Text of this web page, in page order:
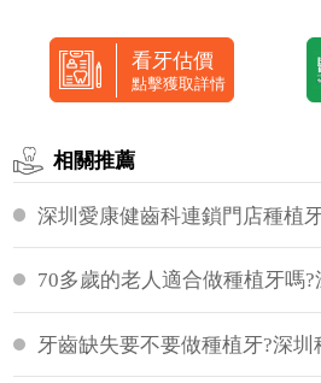
看牙估價
點擊獲取詳情
相關推薦
深圳愛康健齒科連鎖門店種植牙
70多歲的老人適合做種植牙嗎?
牙齒缺失要不要做種植牙?深圳